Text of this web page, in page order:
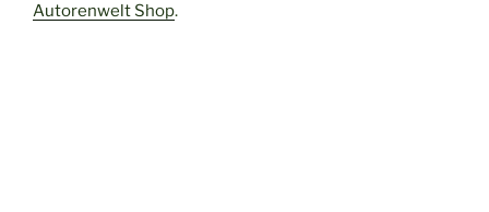
Autorenwelt Shop.